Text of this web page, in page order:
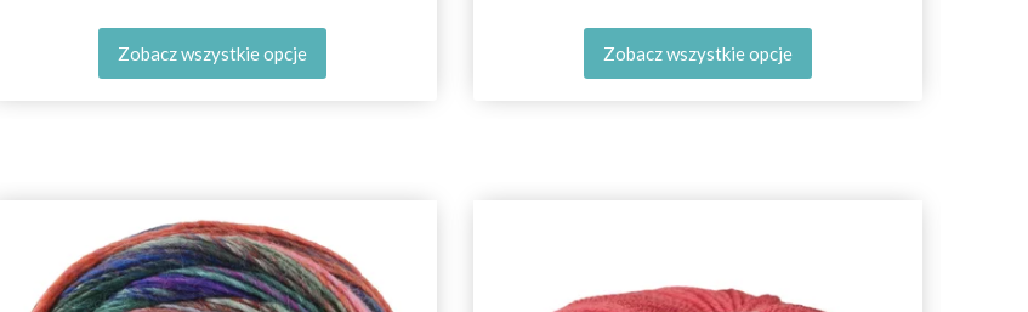
Zobacz wszystkie opcje Zobacz wszystkie opcje